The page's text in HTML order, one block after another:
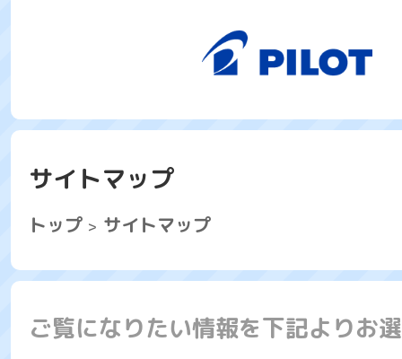
サイトマップ
トップ サイトマップ
ご覧になりたい情報を下記よりお